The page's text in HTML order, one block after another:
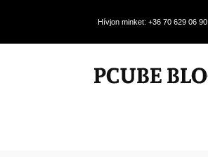
Hívjon minket: +36 70 629 06 90